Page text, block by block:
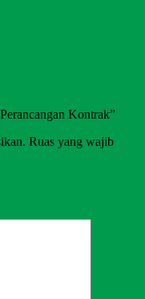
Kontrak”
Ruas yang wajib